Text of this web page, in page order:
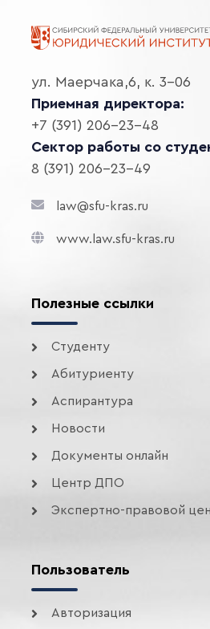
ул. Маерчака,6, к. 3-06
Приемная директора:
+7 (391) 206-23-48
Сектор работы со
8 (391) 206-23-49
law@sfu-kras.ru
www.law.sfu-kras.ru
Полезные ссылки
Студенту
Абитуриенту
Аспирантура
Новости
Документы онлайн
Центр ДПО
Экспертно-правовой
Пользователь
Авторизация